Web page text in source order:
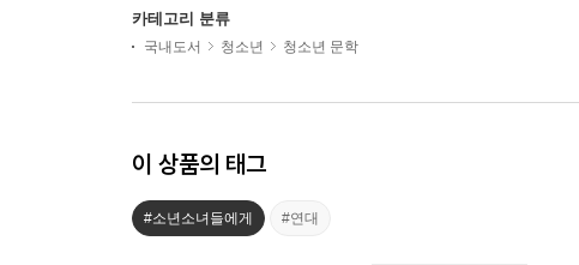
카테고리 분류
국내도서 청소년 청소년 문학
이 상품의 태그
#소년소녀들에게 #연대